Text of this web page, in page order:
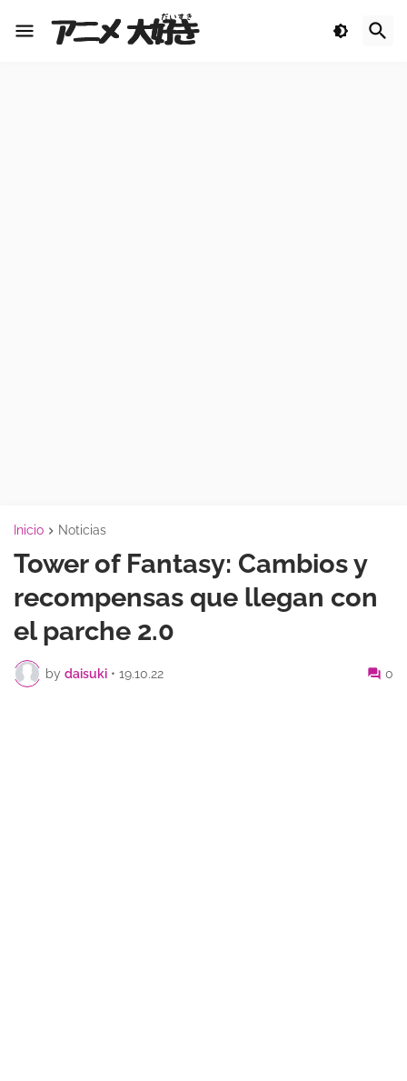
Inicio Noticias
Tower of Fantasy: Cambios y
recompensas que llegan con
el parche 2.0
by daisuki • 19.10.22 0